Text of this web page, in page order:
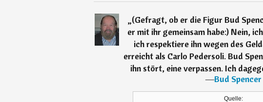
„(Gefragt, ob er die Figur Bud
er mit ihr gemeinsam habe:) Nein,
ich respektiere ihn wegen des
erreicht als Carlo Pedersoli. Bud
ihn stört, eine verpassen. Ich
―Bud Spencer
Quelle: